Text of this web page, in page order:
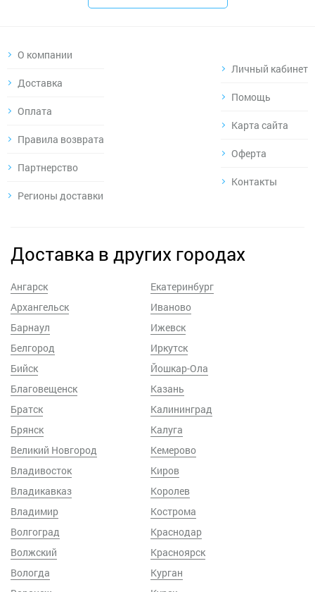
О компании
Доставка
Оплата
Правила возврата
Партнерство
Регионы доставки
Личный кабинет
Помощь
Карта сайта
Оферта
Контакты
Доставка в других городах
Ангарск
Архангельск
Барнаул
Белгород
Бийск
Благовещенск
Братск
Брянск
Великий Новгород
Владивосток
Владикавказ
Владимир
Волгоград
Волжский
Вологда
Екатеринбург
Иваново
Ижевск
Иркутск
Йошкар-Ола
Казань
Калининград
Калуга
Кемерово
Киров
Королев
Кострома
Краснодар
Красноярск
Курган